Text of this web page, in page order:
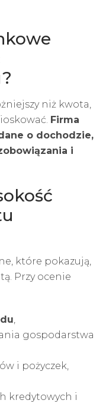
niż kwota,
Firma
o dochodzie,
i
które pokazują,
Przy ocenie
gospodarstwa
i pożyczek,
kredytowych i